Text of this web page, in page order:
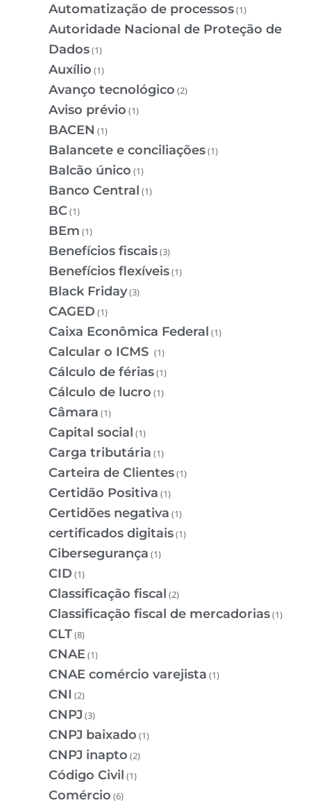
Automatização de processos(1)
Autoridade Nacional de Proteção de
Dados(1)
Auxílio (1)
Avanço tecnológico (2)
Aviso prévio (1)
BACEN (1)
Balancete e conciliações(1)
Balcão único (1)
Banco Central (1)
BC(1)
BEm (1)
Benefícios fiscais(3)
Benefícios flexíveis(1)
Black Friday(3)
CAGED (1)
Caixa Econômica Federal (1)
Calcular o ICMS (1)
Cálculo de férias(1)
Cálculo de lucro (1)
Câmara (1)
Capital social (1)
Carga tributária (1)
Carteira de Clientes(1)
Certidão Positiva (1)
Certidões negativa (1)
certificados digitais(1)
Cibersegurança (1)
CID (1)
Classificação fiscal (2)
Classificação fiscal de mercadorias(1)
CLT(8)
CNAE(1)
CNAE comércio varejista (1)
CNI (2)
CNPJ (3)
CNPJ baixado (1)
CNPJ inapto (2)
Código Civil (1)
Comércio (6)